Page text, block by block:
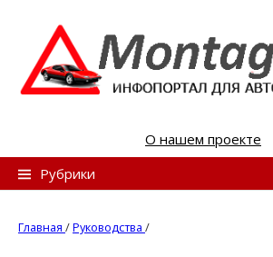
n
О нашем проекте
Рубрики
Главная /Руководства /